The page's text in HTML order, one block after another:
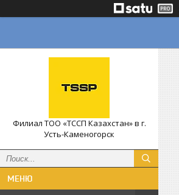
Филиал ТОО «ТССП Казахстан» в г.
Усть-Каменогорск